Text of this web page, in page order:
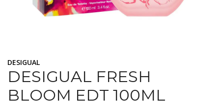
DESIGUAL
DESIGUAL FRESH
BLOOM EDT 100ML